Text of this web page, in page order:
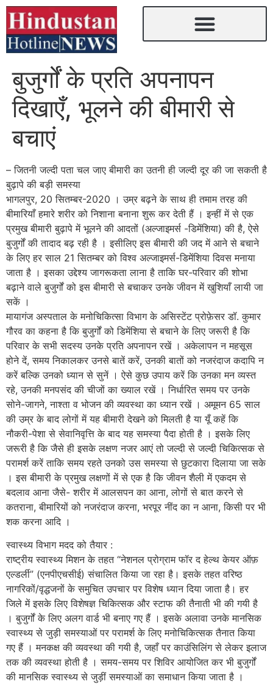
बुजुर्गों के प्रति अपनापन
दिखाएँ, भूलने की बीमारी से
बचाएं
– जितनी जल्दी पता चल जाए बीमारी का उतनी ही जल्दी दूर की जा सकती है
बुढ़ापे की बड़ी समस्या
भागलपुर, 20 सितम्बर-2020 । उम्र बढ़ने के साथ ही तमाम तरह की
बीमारियाँ हमारे शरीर को निशाना बनाना शुरू कर देती हैं । इन्हीं में से एक
प्रमुख बीमारी बुढ़ापे में भूलने की आदतों (अल्जाइमर्स -डिमेंशिया) की है, ऐसे
बुजुर्गों की तादाद बढ़ रही है । इसीलिए इस बीमारी की जद में आने से बचाने
के लिए हर साल 21 सितम्बर को विश्व अल्जाइमर्स-डिमेंशिया दिवस मनाया
जाता है । इसका उद्देश्य जागरूकता लाना है ताकि घर-परिवार की शोभा
बढ़ाने वाले बुजुर्गों को इस बीमारी से बचाकर उनके जीवन में खुशियाँ लायी जा
सकें ।
मायागंज अस्पताल के मनोचिकित्सा विभाग के असिस्टेंट प्रोफ़ेसर डॉ. कुमार
गौरव का कहना है कि बुजुर्गों को डिमेंशिया से बचाने के लिए जरूरी है कि
परिवार के सभी सदस्य उनके प्रति अपनापन रखें । अकेलापन न महसूस
होने दें, समय निकालकर उनसे बातें करें, उनकी बातों को नजरंदाज कदापि न
करें बल्कि उनको ध्यान से सुनें । ऐसे कुछ उपाय करें कि उनका मन व्यस्त
रहे, उनकी मनपसंद की चीजों का ख्याल रखें । निर्धारित समय पर उनके
सोने-जागने, नाश्ता व भोजन की व्यवस्था का ध्यान रखें । अमूमन 65 साल
की उम्र के बाद लोगों में यह बीमारी देखने को मिलती है या यूँ कहें कि
नौकरी-पेशा से सेवानिवृत्ति के बाद यह समस्या पैदा होती है । इसके लिए
जरूरी है कि जैसे ही इसके लक्षण नजर आएं तो जल्दी से जल्दी चिकित्सक से
परामर्श करें ताकि समय रहते उनको उस समस्या से छुटकारा दिलाया जा सके
। इस बीमारी के प्रमुख लक्षणों में से एक है कि जीवन शैली में एकदम से
बदलाव आना जैसे- शरीर में आलसपन का आना, लोगों से बात करने से
कतराना, बीमारियों को नजरंदाज करना, भरपूर नींद का न आना, किसी पर भी
शक करना आदि ।
स्वास्थ्य विभाग मदद को तैयार :
राष्ट्रीय स्वास्थ्य मिशन के तहत “नेशनल प्रोग्राम फॉर द हेल्थ केयर ऑफ़
एल्डर्ली” (एनपीएचसीई) संचालित किया जा रहा है। इसके तहत वरिष्ठ
नागरिकों/वृद्धजनों के समुचित उपचार पर विशेष ध्यान दिया जाता है। हर
जिले में इसके लिए विशेषज्ञ चिकित्सक और स्टाफ की तैनाती भी की गयी है
। बुजुर्गों के लिए अलग वार्ड भी बनाए गए हैं । इसके अलावा उनके मानसिक
स्वास्थ्य से जुड़ी समस्याओं पर परामर्श के लिए मनोचिकित्सक तैनात किया
गए हैं । मनकक्ष की व्यवस्था की गयी है, जहाँ पर काउंसिलिंग से लेकर इलाज
तक की व्यवस्था होती है । समय-समय पर शिविर आयोजित कर भी बुजुर्गों
की मानसिक स्वास्थ्य से जुड़ीं समस्याओं का समाधान किया जाता है ।